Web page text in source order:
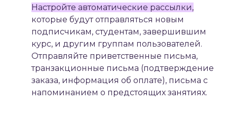
Настройте автоматические рассылки,
которые будут отправляться новым
подписчикам, студентам, завершившим
курс, и другим группам пользователей.
Отправляйте приветственные письма,
транзакционные письма (подтверждение
заказа, информация об оплате), письма с
напоминанием о предстоящих занятиях.
Скорее всего ваши
конкуренты уже активно
используют поисковые
системы, контекстную
рекламу, продвигаются